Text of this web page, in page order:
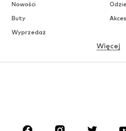
Nowości
Buty
Wyprzedaż
Więcej